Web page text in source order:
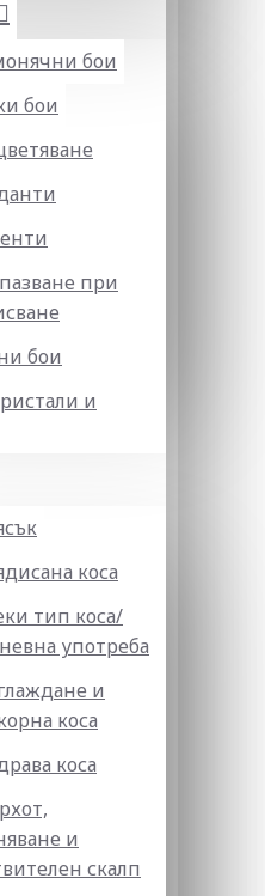
бои
бои
при
бои
и
коса
тип коса/
употреба
и
коса
коса
и
скалп